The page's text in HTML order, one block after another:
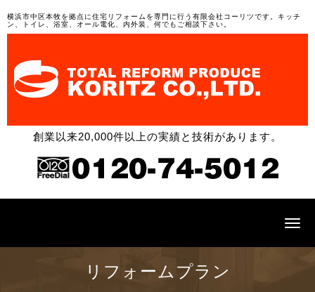
横浜市中区本牧を拠点に住宅リフォームを専門に行う有限会社コーリツです。キッチ
ン、トイレ、浴室、オール電化、内外装、何でもご相談下さい。
創業以来20,000件以上の実績と技術があります。
N
v
リフォームプラン